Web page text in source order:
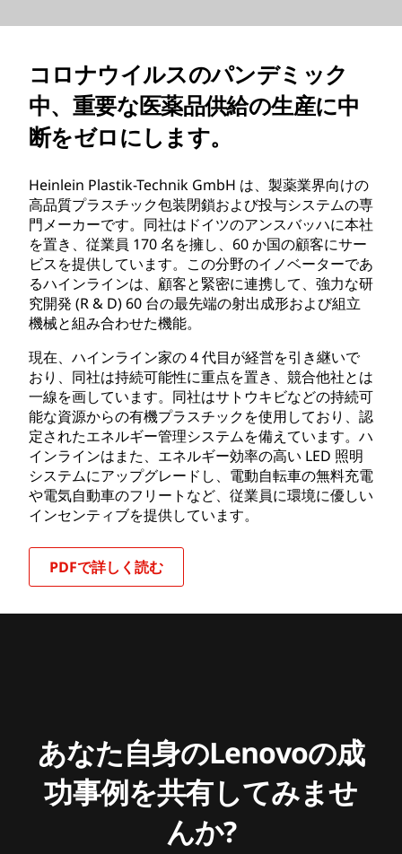
コロナウイルスのパンデミック
中、重要な医薬品供給の生産に中
断をゼロにします。
Heinlein Plastik-Technik GmbH は、製薬業界向けの
高品質プラスチック包装閉鎖および投与システムの専
門メーカーです。同社はドイツのアンスバッハに本社
を置き、従業員 170 名を擁し、60 か国の顧客にサー
ビスを提供しています。この分野のイノベーターであ
るハインラインは、顧客と緊密に連携して、強力な研
究開発 (R & D) 60 台の最先端の射出成形および組立
機械と組み合わせた機能。
現在、ハインライン家の 4 代目が経営を引き継いで
おり、同社は持続可能性に重点を置き、競合他社とは
一線を画しています。同社はサトウキビなどの持続可
能な資源からの有機プラスチックを使用しており、認
定されたエネルギー管理システムを備えています。ハ
インラインはまた、エネルギー効率の高い LED 照明
システムにアップグレードし、電動自転車の無料充電
や電気自動車のフリートなど、従業員に環境に優しい
インセンティブを提供しています。
PDFで詳しく読む
あなた自身のLenovoの成
功事例を共有してみませ
んか?